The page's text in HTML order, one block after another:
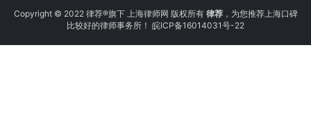
Copyright © 2022 律荐®旗下 上海律师网 版权所有 律荐，为您推荐上海口碑
比较好的律师事务所！ 皖ICP备16014031号-22